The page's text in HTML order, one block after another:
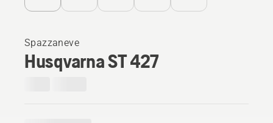
Spazzaneve
Husqvarna ST 427